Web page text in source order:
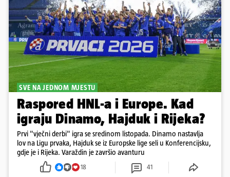
SVE NA JEDNOM MJESTU
Raspored HNL-a i Europe. Kad
igraju Dinamo, Hajduk i Rijeka?
Prvi "vječni derbi" igra se sredinom listopada. Dinamo nastavlja
lov na Ligu prvaka, Hajduk se iz Europske lige seli u Konferencijsku,
gdje je i Rijeka. Varaždin je završio avanturu
18 41